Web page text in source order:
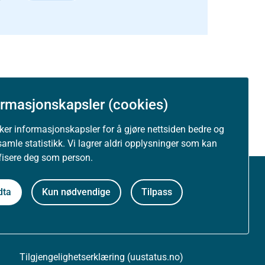
(cookies)
informasjonskapsler for å gjøre nettsiden bedre og
statistikk. Vi lagrer aldri opplysninger som kan
deg som person.
Kun nødvendige Tilpass
Om nettstedet
Tilgjengelighetserklæring (uustatus.no)